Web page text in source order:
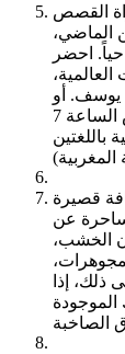
القصص
الماضي،
احضر
يوسف. أو
بدلاً من ذلك، توجّه إلى مقهى كلوك أيام الخميس الساعة 7
قصيرة
ساحرة عن
الخشب،
ذلك، إذا
الموجودة